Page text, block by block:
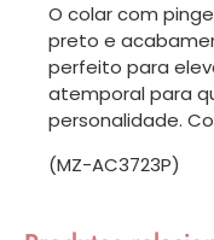
O colar com
preto e
perfeito para
atemporal para
personalidade.
(MZ-AC3723P)